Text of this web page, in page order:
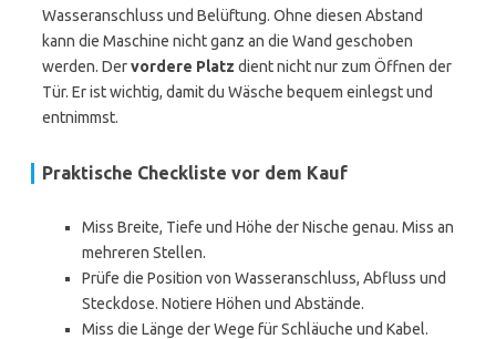
Wasseranschluss und Belüftung. Ohne diesen Abstand
kann die Maschine nicht ganz an die Wand geschoben
werden. Dervordere Platz dient nicht nur zum Öffnen der
Tür. Er ist wichtig, damit du Wäsche bequem einlegst und
entnimmst.
Praktische Checkliste vor dem Kauf
Miss Breite, Tiefe und Höhe der Nische genau. Miss an
mehreren Stellen.
Prüfe die Position von Wasseranschluss, Abfluss und
Steckdose. Notiere Höhen und Abstände.
Miss die Länge der Wege für Schläuche und Kabel.